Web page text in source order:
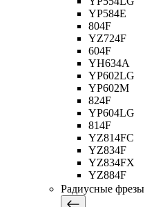
YP584E
804F
YZ724F
604F
YH634A
YP602LG
YP602M
824F
YP604LG
814F
YZ814FC
YZ834F
YZ834FX
YZ884F
Радиусные фрезы